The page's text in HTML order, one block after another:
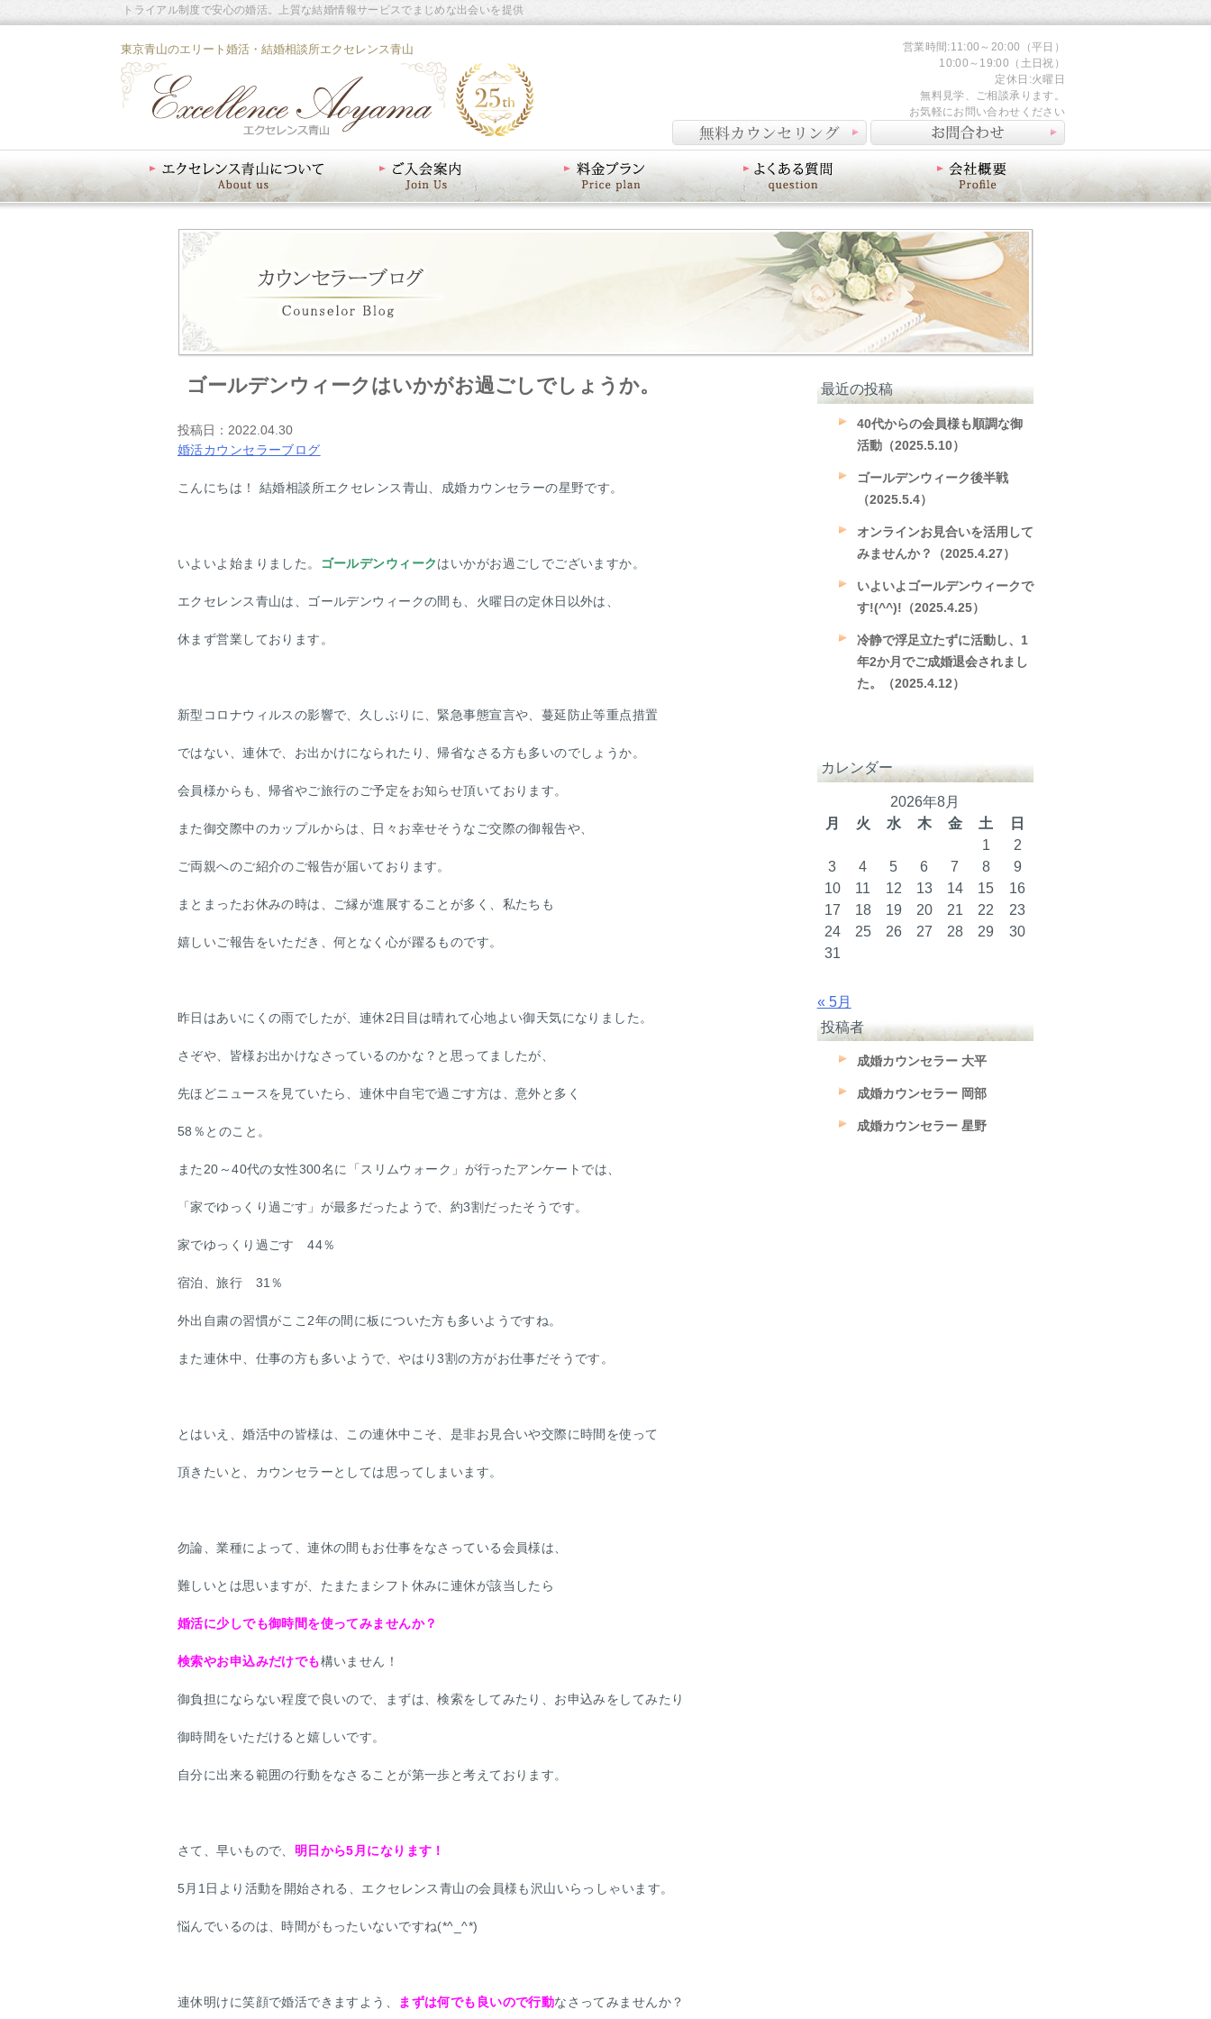
東京青山のエリート婚活・結婚相談所エクセレンス青山
トライアル制度で安心の婚活。上質な結婚情報サービスでまじめな出会いを提供
営業時間:11:00～20:00（平日）
10:00～19:00（土日祝）
定休日:火曜日
無料見学、ご相談承ります。
お気軽にお問い合わせください
ゴールデンウィークはいかがお過ごしでしょうか。
投稿日： 2022.04.30
婚活カウンセラーブログ
こんにちは！ 結婚相談所エクセレンス青山、成婚カウンセラーの星野です。
いよいよ始まりました。 ゴールデンウィークはいかがお過ごしでございますか。
エクセレンス青山は、ゴールデンウィークの間も、火曜日の定休日以外は、
休まず営業しております。
新型コロナウィルスの影響で、久しぶりに、緊急事態宣言や、蔓延防止等重点措置
ではない、連休で、お出かけになられたり、帰省なさる方も多いのでしょうか。
会員様からも、帰省やご旅行のご予定をお知らせ頂いております。
また御交際中のカップルからは、日々お幸せそうなご交際の御報告や、
ご両親へのご紹介のご報告が届いております。
まとまったお休みの時は、ご縁が進展することが多く、私たちも
嬉しいご報告をいただき、何となく心が躍るものです。
昨日はあいにくの雨でしたが、連休2日目は晴れて心地よい御天気になりました。
さぞや、皆様お出かけなさっているのかな？と思ってましたが、
先ほどニュースを見ていたら、連休中自宅で過ごす方は、意外と多く
58％とのこと。
また20～40代の女性300名に「スリムウォーク」が行ったアンケートでは、
「家でゆっくり過ごす」が最多だったようで、約3割だったそうです。
家でゆっくり過ごす 44％
宿泊、旅行 31％
外出自粛の習慣がここ2年の間に板についた方も多いようですね。
また連休中、仕事の方も多いようで、やはり3割の方がお仕事だそうです。
とはいえ、婚活中の皆様は、この連休中こそ、是非お見合いや交際に時間を使って
頂きたいと、カウンセラーとしては思ってしまいます。
勿論、業種によって、連休の間もお仕事をなさっている会員様は、
難しいとは思いますが、たまたまシフト休みに連休が該当したら
婚活に少しでも御時間を使ってみませんか？
検索やお申込みだけでも構いません！
御負担にならない程度で良いので、まずは、検索をしてみたり、お申込みをしてみたり
御時間をいただけると嬉しいです。
自分に出来る範囲の行動をなさることが第一歩と考えております。
さて、早いもので、 明日から5月になります！
5月1日より活動を開始される、エクセレンス青山の会員様も沢山いらっしゃいます。
悩んでいるのは、時間がもったいないですね(*^_^*)
連休明けに笑顔で婚活できますよう、 まずは何でも良いので行動なさってみませんか？
最近の投稿
40代からの会員様も順調な御
活動（2025.5.10）
ゴールデンウィーク後半戦
（2025.5.4）
オンラインお見合いを活用して
みませんか？（2025.4.27）
いよいよゴールデンウィークで
す!(^^)!（2025.4.25）
冷静で浮足立たずに活動し、1
年2か月でご成婚退会されまし
た。（2025.4.12）
カレンダー
2026年8月
月
火 水 木 金 土
日
1
2
3
4 5 6 7 8
9
10
11 12 13 14 15
16
17
18 19 20 21 22
23
24
25 26 27 28 29
30
31
« 5月
投稿者
成婚カウンセラー 大平
成婚カウンセラー 岡部
成婚カウンセラー 星野